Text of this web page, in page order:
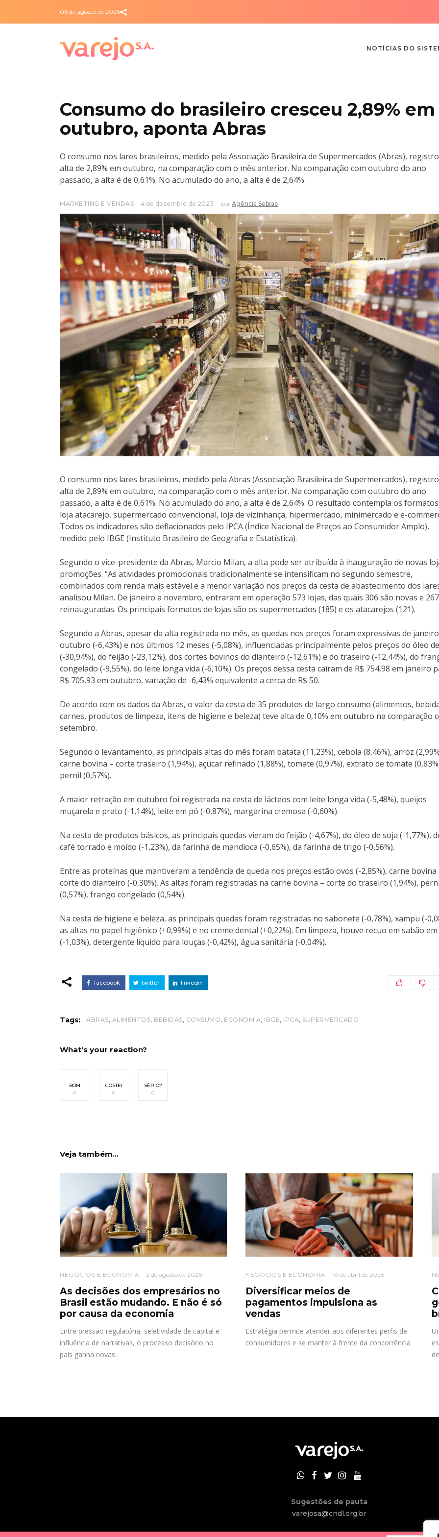
06 de agosto de 2026
NOTÍCIAS DO
Consumo do brasileiro cresceu 2,89% em
outubro, aponta Abras
O consumo nos lares brasileiros, medido pela Associação Brasileira de Supermercados (Abras),
alta de 2,89% em outubro, na comparação com o mês anterior. Na comparação com outubro do ano
passado, a alta é de 0,61%. No acumulado do ano, a alta é de 2,64%.
MARKETING E VENDAS 4 de dezembro de 2023 por Agência Sebrae
O consumo nos lares brasileiros, medido pela Abras (Associação Brasileira de Supermercados),
alta de 2,89% em outubro, na comparação com o mês anterior. Na comparação com outubro do ano
passado, a alta é de 0,61%. No acumulado do ano, a alta é de 2,64%. O resultado contempla os
loja atacarejo, supermercado convencional, loja de vizinhança, hipermercado, minimercado e e-
Todos os indicadores são deflacionados pelo IPCA (Índice Nacional de Preços ao Consumidor Amplo),
medido pelo IBGE (Instituto Brasileiro de Geografia e Estatística).
Segundo o vice-presidente da Abras, Marcio Milan, a alta pode ser atribuída à inauguração de novas
promoções. “As atividades promocionais tradicionalmente se intensificam no segundo semestre,
combinados com renda mais estável e a menor variação nos preços da cesta de abastecimento dos
analisou Milan. De janeiro a novembro, entraram em operação 573 lojas, das quais 306 são novas e 267
reinauguradas. Os principais formatos de lojas são os supermercados (185) e os atacarejos (121).
Segundo a Abras, apesar da alta registrada no mês, as quedas nos preços foram expressivas de
outubro (-6,43%) e nos últimos 12 meses (-5,08%), influenciadas principalmente pelos preços do óleo
(-30,94%), do feijão (-23,12%), dos cortes bovinos do dianteiro (-12,61%) e do traseiro (-12,44%), do
congelado (-9,55%), do leite longa vida (-6,10%). Os preços dessa cesta caíram de R$ 754,98 em janeiro
R$ 705,93 em outubro, variação de -6,43% equivalente a cerca de R$ 50.
De acordo com os dados da Abras, o valor da cesta de 35 produtos de largo consumo (alimentos,
carnes, produtos de limpeza, itens de higiene e beleza) teve alta de 0,10% em outubro na comparação
setembro.
Segundo o levantamento, as principais altas do mês foram batata (11,23%), cebola (8,46%), arroz
carne bovina – corte traseiro (1,94%), açúcar refinado (1,88%), tomate (0,97%), extrato de tomate
pernil (0,57%).
A maior retração em outubro foi registrada na cesta de lácteos com leite longa vida (-5,48%), queijos
muçarela e prato (-1,14%), leite em pó (-0,87%), margarina cremosa (-0,60%).
Na cesta de produtos básicos, as principais quedas vieram do feijão (-4,67%), do óleo de soja (-1,77%),
café torrado e moído (-1,23%), da farinha de mandioca (-0,65%), da farinha de trigo (-0,56%).
Entre as proteínas que mantiveram a tendência de queda nos preços estão ovos (-2,85%), carne bovina
corte do dianteiro (-0,30%). As altas foram registradas na carne bovina – corte do traseiro (1,94%),
(0,57%), frango congelado (0,54%).
Na cesta de higiene e beleza, as principais quedas foram registradas no sabonete (-0,78%), xampu (-
as altas no papel higiênico (+0,99%) e no creme dental (+0,22%). Em limpeza, houve recuo em sabão
(-1,03%), detergente líquido para louças (-0,42%), água sanitária (-0,04%).
facebook twitter linkedin
Tags: ABRAS, ALIMENTOS, BEBIDAS, CONSUMO, ECONOMIA, IBGE, IPCA, SUPERMERCADO
What's your reaction?
BOM
0
GOSTEI
0
SÉRIO?
0
Veja também...
NEGÓCIOS E ECONOMIA 2 de agosto de 2026
As decisões dos empresários no
Brasil estão mudando. E não é só
por causa da economia
Entre pressão regulatória, seletividade de capital e
influência de narrativas, o processo decisório no
país ganha novas
NEGÓCIOS E ECONOMIA 10 de abril de 2026
Diversificar meios de
pagamentos impulsiona as
vendas
Estratégia permite atender aos diferentes perfis de
consumidores e se manter à frente da concorrência
Sugestões de pauta
varejosa@cndl.org.br